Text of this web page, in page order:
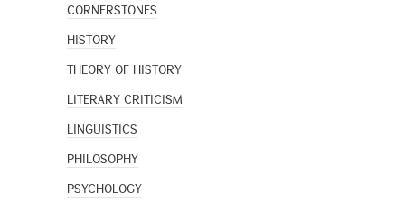
CORNERSTONES
HISTORY
THEORY OF HISTORY
LITERARY CRITICISM
LINGUISTICS
PHILOSOPHY
PSYCHOLOGY